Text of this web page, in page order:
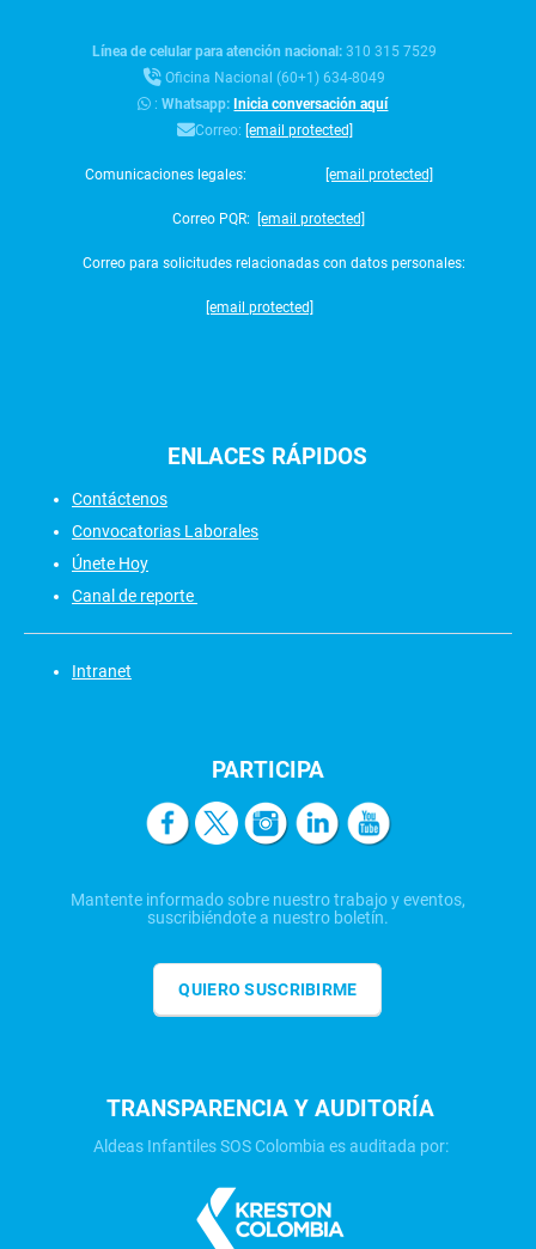
Línea de celular para atención nacional:310 315 7529
Oficina Nacional (60+1) 634-8049
:Whatsapp: Inicia conversación aquí
Correo: [email protected]
Comunicaciones legales: [email protected]
Correo PQR: [email protected]
Correo para solicitudes relacionadas con datos personales:
[email protected]
ENLACES RÁPIDOS
Contáctenos
Convocatorias Laborales
Únete Hoy
Canal de reporte
Intranet
PARTICIPA
Mantente informado sobre nuestro trabajo y eventos,
suscribiéndote a nuestro boletín.
QUIERO SUSCRIBIRME
TRANSPARENCIA Y AUDITORÍA
Aldeas Infantiles SOS Colombia es auditada por: